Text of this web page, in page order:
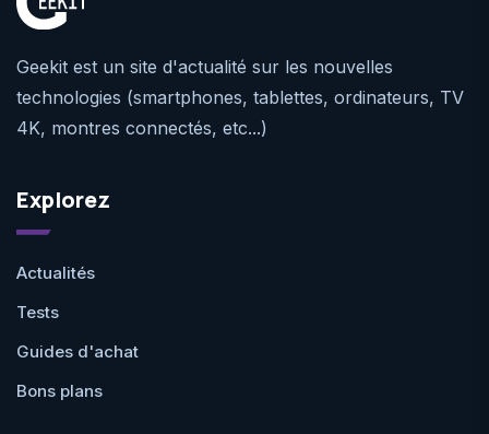
Geekit est un site d'actualité sur les nouvelles
technologies (smartphones, tablettes, ordinateurs, TV
4K, montres connectés, etc...)
Explorez
Actualités
Tests
Guides d'achat
Bons plans